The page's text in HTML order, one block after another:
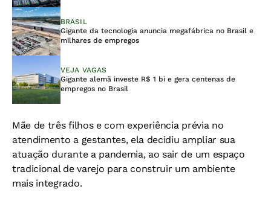
BRASIL
Gigante da tecnologia anuncia megafábrica no Brasil e
milhares de empregos
VEJA VAGAS
Gigante alemã investe R$ 1 bi e gera centenas de
empregos no Brasil
Mãe de três filhos e com experiência prévia no
atendimento a gestantes, ela decidiu ampliar sua
atuação durante a pandemia, ao sair de um espaço
tradicional de varejo para construir um ambiente
mais integrado.